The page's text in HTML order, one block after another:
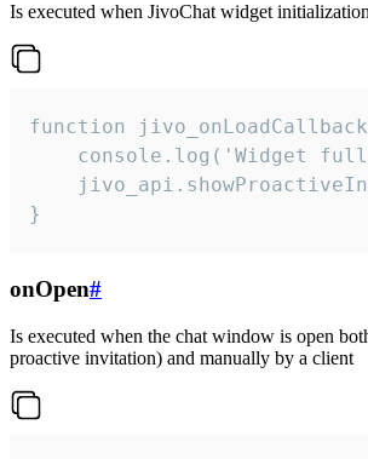
Is executed when JivoChat widget
function
console.log('Widget
}
onOpen#
Is executed when the chat window is open
proactive invitation) and manually by a client